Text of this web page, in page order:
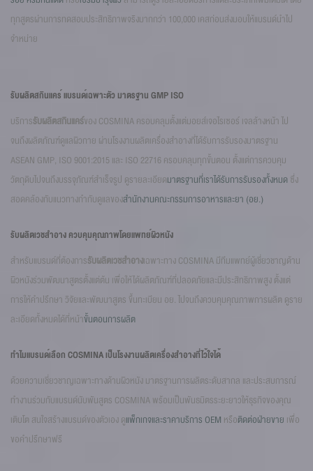
ทุกสูตรผ่านการทดสอบประสิทธิภาพจริงมากกว่า 100,000 เคสก่อนส่งมอบให้แบรนด์นำไป
จำหน่าย
รับผลิตสกินแคร์ แบรนด์เฉพาะตัว มาตรฐาน GMP ISO
บริการรับผลิตสกินแคร์ของ COSMINA ครอบคลุมตั้งแต่มอยส์เจอไรเซอร์ เจลล้างหน้า ไป
จนถึงผลิตภัณฑ์ดูแลผิวกาย ผ่านโรงงานผลิตเครื่องสำอางที่ได้รับการรับรองมาตรฐาน
ASEAN GMP, ISO 9001:2015 และ ISO 22716 ครอบคลุมทุกขั้นตอน ตั้งแต่การควบคุม
วัตถุดิบไปจนถึงบรรจุภัณฑ์สำเร็จรูป ดูรายละเอียดมาตรฐานที่เราได้รับการรับรองทั้งหมด ซึ่ง
สอดคล้องกับแนวทางกำกับดูแลของสำนักงานคณะกรรมการอาหารและยา (อย.)
รับผลิตเวชสำอาง ควบคุมคุณภาพโดยแพทย์ผิวหนัง
สำหรับแบรนด์ที่ต้องการรับผลิตเวชสำอางเฉพาะทาง COSMINA มีทีมแพทย์ผู้เชี่ยวชาญด้าน
ผิวหนังร่วมพัฒนาสูตรตั้งแต่ต้น เพื่อให้ได้ผลิตภัณฑ์ที่ปลอดภัยและมีประสิทธิภาพสูง ตั้งแต่
การให้คำปรึกษา วิจัยและพัฒนาสูตร ขึ้นทะเบียน อย. ไปจนถึงควบคุมคุณภาพการผลิต ดูราย
ละเอียดทั้งหมดได้ที่หน้าขั้นตอนการผลิต
ทำไมแบรนด์เลือก COSMINA เป็นโรงงานผลิตเครื่องสำอางที่ไว้ใจได้
ด้วยความเชี่ยวชาญเฉพาะทางด้านผิวหนัง มาตรฐานการผลิตระดับสากล และประสบการณ์
ทำงานร่วมกับแบรนด์นับพันสูตร COSMINA พร้อมเป็นพันธมิตรระยะยาวให้ธุรกิจของคุณ
เติบโต สนใจสร้างแบรนด์ของตัวเอง ดูแพ็กเกจและราคาบริการ OEM หรือติดต่อฝ่ายขาย เพื่อ
ขอคำปรึกษาฟรี